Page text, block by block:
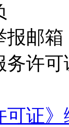
报邮箱
许可
可证